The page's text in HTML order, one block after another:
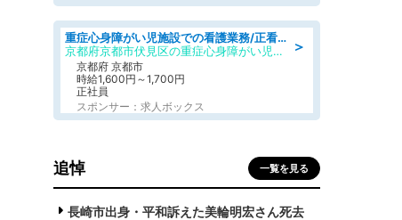
＞
重症心身障がい児施設での看護業務/正看護師/准看護師
京都府京都市伏見区の重症心身障がい児施設
京都府 京都市
時給1,600円～1,700円
正社員
スポンサー：求人ボックス
追悼 一覧を見る
長崎市出身・平和訴えた美輪明宏さん死去